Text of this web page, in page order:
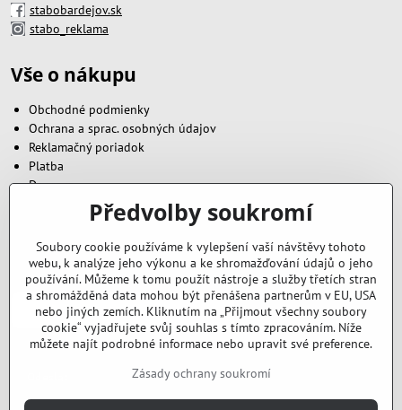
stabobardejov.sk
stabo_reklama
Vše o nákupu
Obchodné podmienky
Ochrana a sprac. osobných údajov
Reklamačný poriadok
Platba
Doprava
Zavoláme vám zpět
Váš telefón*
Předvolby soukromí
Soubory cookie používáme k vylepšení vaší návštěvy tohoto
webu, k analýze jeho výkonu a ke shromažďování údajů o jeho
používání. Můžeme k tomu použít nástroje a služby třetích stran
a shromážděná data mohou být přenášena partnerům v EU, USA
nebo jiných zemích. Kliknutím na „Přijmout všechny soubory
cookie“ vyjadřujete svůj souhlas s tímto zpracováním. Níže
můžete najít podrobné informace nebo upravit své preference.
Zásady ochrany soukromí